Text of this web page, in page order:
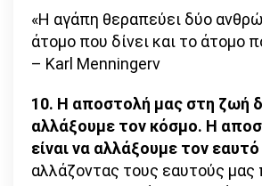
«Η αγάπη θεραπεύει δύο
άτομο που δίνει και το άτομο
– Karl Menningerν
10. Η αποστολή μας στη ζωή
αλλάξουμε τον κόσμο. Η
είναι να αλλάξουμε τον
αλλάζοντας τους εαυτούς μας